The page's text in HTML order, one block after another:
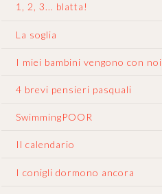
1, 2, 3... blatta!
La soglia
I miei bambini vengono con noi
4 brevi pensieri pasquali
SwimmingPOOR
Il calendario
I conigli dormono ancora